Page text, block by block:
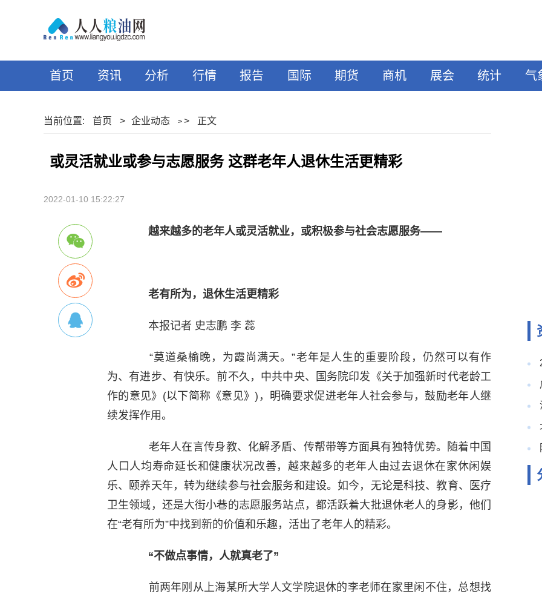
首页 资讯 分析 行情 报告 国际 期货 商机 展会 统计 气
当前位置: 首页 > 企业动态 > > 正文
或灵活就业或参与志愿服务 这群老年人退休生活更精彩
2022-01-10 15:22:27
越来越多的老年人或灵活就业，或积极参与社会志愿服务——
老有所为，退休生活更精彩
本报记者 史志鹏 李 蕊
“莫道桑榆晚，为霞尚满天。”老年是人生的重要阶段，仍然可以有作
为、有进步、有快乐。前不久，中共中央、国务院印发《关于加强新时代老龄工
作的意见》(以下简称《意见》)，明确要求促进老年人社会参与，鼓励老年人继
续发挥作用。
老年人在言传身教、化解矛盾、传帮带等方面具有独特优势。随着中国
人口人均寿命延长和健康状况改善，越来越多的老年人由过去退休在家休闲娱
乐、颐养天年，转为继续参与社会服务和建设。如今，无论是科技、教育、医疗
卫生领域，还是大街小巷的志愿服务站点，都活跃着大批退休老人的身影，他们
在“老有所为”中找到新的价值和乐趣，活出了老年人的精彩。
“不做点事情，人就真老了”
前两年刚从上海某所大学人文学院退休的李老师在家里闲不住，总想找